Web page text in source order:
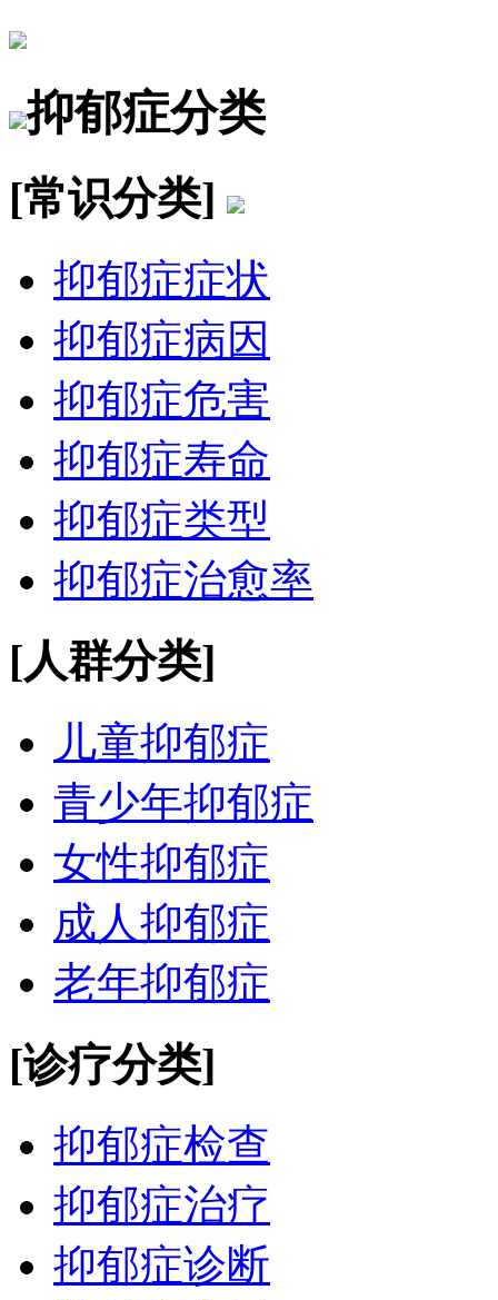
抑郁症分类
[常识分类]
抑郁症症状
抑郁症病因
抑郁症危害
抑郁症寿命
抑郁症类型
抑郁症治愈率
[人群分类]
儿童抑郁症
青少年抑郁症
女性抑郁症
成人抑郁症
老年抑郁症
[诊疗分类]
抑郁症检查
抑郁症治疗
抑郁症诊断